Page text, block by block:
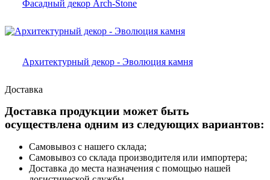
Фасадный декор Arch-Stone
Архитектурный декор - Эволюция камня
Доставка
Доставка продукции может быть
осуществлена одним из следующих вариантов:
Самовывоз с нашего склада;
Самовывоз со склада производителя или импортера;
Доставка до места назначения с помощью нашей